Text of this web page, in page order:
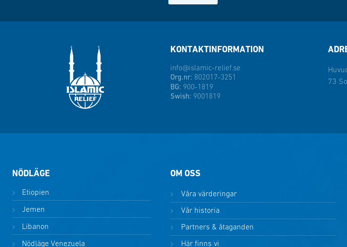
KONTAKTINFORMATION
info@islamic-relief.se
Org.nr: 802017-3251
BG: 900-1819
Swish: 9001819
73
NÖDLÄGE
Etiopien
Jemen
Libanon
Nödläge Venezuela
OM OSS
Våra värderingar
Vår historia
Partners & åtaganden
Här finns vi